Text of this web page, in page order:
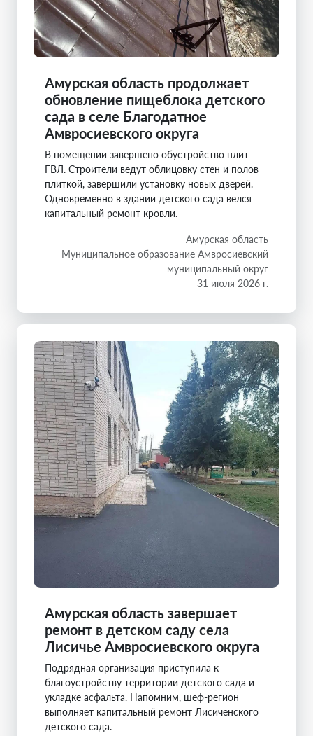
Амурская область продолжает
обновление пищеблока детского
сада в селе Благодатное
Амвросиевского округа
В помещении завершено обустройство плит
ГВЛ. Строители ведут облицовку стен и полов
плиткой, завершили установку новых дверей.
Одновременно в здании детского сада велся
капитальный ремонт кровли.
Амурская область
Муниципальное образование Амвросиевский
муниципальный округ
31 июля 2026 г.
Амурская область завершает
ремонт в детском саду села
Лисичье Амвросиевского округа
Подрядная организация приступила к
благоустройству территории детского сада и
укладке асфальта. Напомним, шеф-регион
выполняет капитальный ремонт Лисиченского
детского сада.